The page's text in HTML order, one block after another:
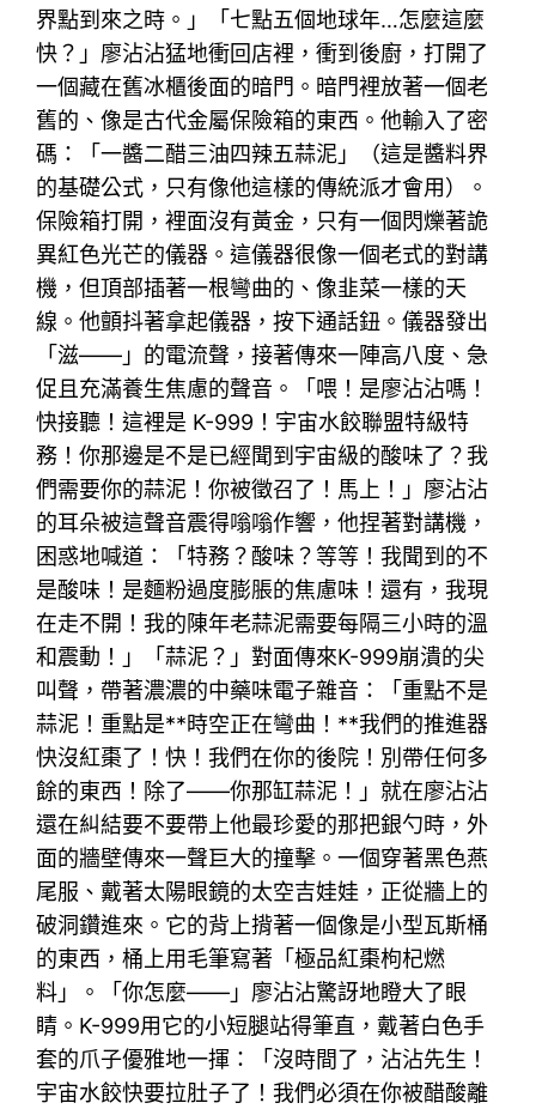
界點到來之時。」「七點五個地球年…怎麼這麼
快？」廖沾沾猛地衝回店裡，衝到後廚，打開了
一個藏在舊冰櫃後面的暗門。暗門裡放著一個老
舊的、像是古代金屬保險箱的東西。他輸入了密
碼：「一醬二醋三油四辣五蒜泥」（這是醬料界
的基礎公式，只有像他這樣的傳統派才會用）。
保險箱打開，裡面沒有黃金，只有一個閃爍著詭
異紅色光芒的儀器。這儀器很像一個老式的對講
機，但頂部插著一根彎曲的、像韭菜一樣的天
線。他顫抖著拿起儀器，按下通話鈕。儀器發出
「滋——」的電流聲，接著傳來一陣高八度、急
促且充滿養生焦慮的聲音。「喂！是廖沾沾嗎！
快接聽！這裡是 K-999！宇宙水餃聯盟特級特
務！你那邊是不是已經聞到宇宙級的酸味了？我
們需要你的蒜泥！你被徵召了！馬上！」廖沾沾
的耳朵被這聲音震得嗡嗡作響，他捏著對講機，
困惑地喊道：「特務？酸味？等等！我聞到的不
是酸味！是麵粉過度膨脹的焦慮味！還有，我現
在走不開！我的陳年老蒜泥需要每隔三小時的溫
和震動！」「蒜泥？」對面傳來K-999崩潰的尖
叫聲，帶著濃濃的中藥味電子雜音：「重點不是
蒜泥！重點是**時空正在彎曲！**我們的推進器
快沒紅棗了！快！我們在你的後院！別帶任何多
餘的東西！除了——你那缸蒜泥！」就在廖沾沾
還在糾結要不要帶上他最珍愛的那把銀勺時，外
面的牆壁傳來一聲巨大的撞擊。一個穿著黑色燕
尾服、戴著太陽眼鏡的太空吉娃娃，正從牆上的
破洞鑽進來。它的背上揹著一個像是小型瓦斯桶
的東西，桶上用毛筆寫著「極品紅棗枸杞燃
料」。「你怎麼——」廖沾沾驚訝地瞪大了眼
睛。K-999用它的小短腿站得筆直，戴著白色手
套的爪子優雅地一揮：「沒時間了，沾沾先生！
宇宙水餃快要拉肚子了！我們必須在你被醋酸離